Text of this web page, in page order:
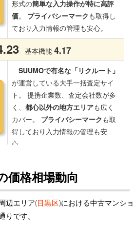
価格相場動向
辺エリア(目黒区)における中古マンシ
です。